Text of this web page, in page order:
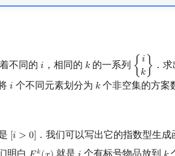
不同的 𝑖
i ，相同的 𝑘
k的一系列 { 𝑖
𝑘 }
{i k
．
𝑖
i 个不同元素划分为 𝑘
k 个非空集的方案
[𝑖 > 0]
[i >0 ] ．我们可以写出它的指数型生
明白
𝑘 就是 个有标号物品放到